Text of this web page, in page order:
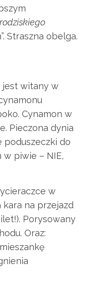
Straszna obelga.
jest witany w
Cynamon w
Pieczona dynia
poduszeczki do
w piwie – NIE,
w
kara na przejazd
Porysowany
Oraz: